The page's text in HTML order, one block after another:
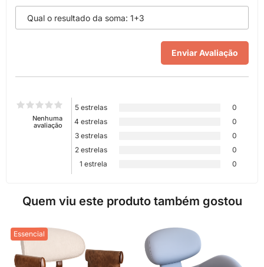
Nenhuma
avaliação
5 estrelas
0
4 estrelas
0
3 estrelas
0
2 estrelas
0
1 estrela
0
Quem viu este produto também gostou
Essencial